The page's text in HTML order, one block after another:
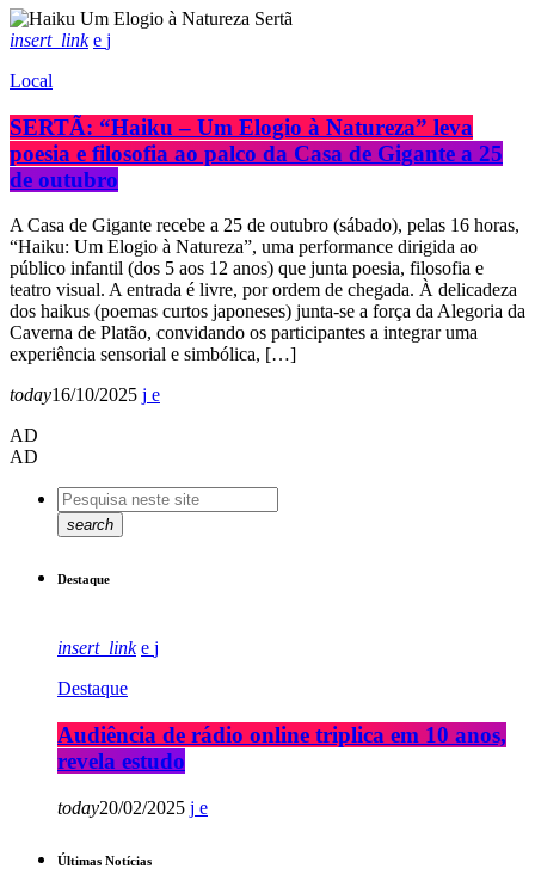
insert_link
Local
SERTÃ: “Haiku – Um Elogio à Natureza” leva
poesia e filosofia ao palco da Casa de Gigante a 25
de outubro
A Casa de Gigante recebe a 25 de outubro (sábado), pelas 16 horas,
“Haiku: Um Elogio à Natureza”, uma performance dirigida ao
público infantil (dos 5 aos 12 anos) que junta poesia, filosofia e
teatro visual. A entrada é livre, por ordem de chegada. À delicadeza
dos haikus (poemas curtos japoneses) junta-se a força da Alegoria da
Caverna de Platão, convidando os participantes a integrar uma
experiência sensorial e simbólica, […]
today16/10/2025
AD
AD
search
Destaque
insert_link
Destaque
Audiência de rádio online triplica em 10 anos,
revela estudo
today20/02/2025
Últimas Notícias